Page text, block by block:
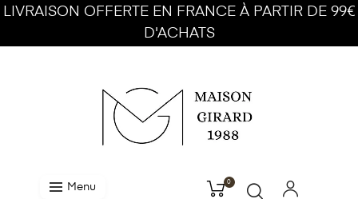
LIVRAISON OFFERTE EN FRANCE À PARTIR DE 99€
D'ACHATS
Menu 0